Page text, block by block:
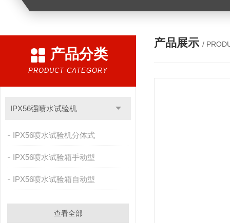
产品分类
PRODUCT CATEGORY
IPX56强喷水试验机
IPX56喷水试验机分体式
IPX56喷水试验箱手动型
IPX56喷水试验箱自动型
查看全部
产品展示 /